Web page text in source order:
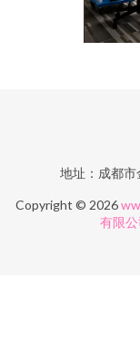
地址：成都
Copyright © 2026
有限公